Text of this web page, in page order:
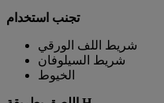
تجنب استخدام
شريط اللف الورقي
شريط السيلوفان
الخيوط